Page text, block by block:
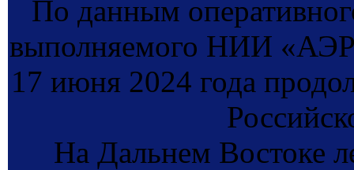
По данным
выполняемого НИИ
17 июня 2024 года
На Дальнем Востоке